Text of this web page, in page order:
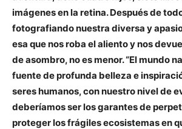
imágenes en la retina. Después de
fotografiando nuestra diversa y
esa que nos roba el aliento y nos
de asombro, no es menor. “El mundo
fuente de profunda belleza e
seres humanos, con nuestro nivel de
deberíamos ser los garantes de
proteger los frágiles ecosistemas en